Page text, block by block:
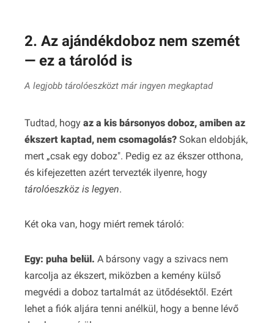
2. Az ajándékdoboz nem szemét
— ez a tárolód is
A legjobb tárolóeszközt már ingyen megkaptad
Tudtad, hogy az a kis bársonyos doboz, amiben az
ékszert kaptad, nem csomagolás? Sokan eldobják,
mert „csak egy doboz". Pedig ez az ékszer otthona,
és kifejezetten azért tervezték ilyenre, hogy
tárolóeszköz is legyen.
Két oka van, hogy miért remek tároló:
Egy: puha belül. A bársony vagy a szivacs nem
karcolja az ékszert, miközben a kemény külső
megvédi a doboz tartalmát az ütődésektől. Ezért
lehet a fiók aljára tenni anélkül, hogy a benne lévő